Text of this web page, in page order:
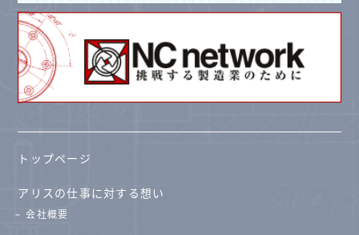
トップページ
アリスの仕事に対する想い
会社概要